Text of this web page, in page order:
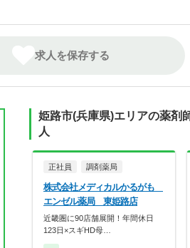
求人を保存する
姫路市(兵庫県)エリアの薬剤
人
正社員 調剤薬局
株式会社メディカルかるがも
エンゼル薬局 東姫路店
近畿圏に90店舗展開！年間休日
123日×スギHD母…